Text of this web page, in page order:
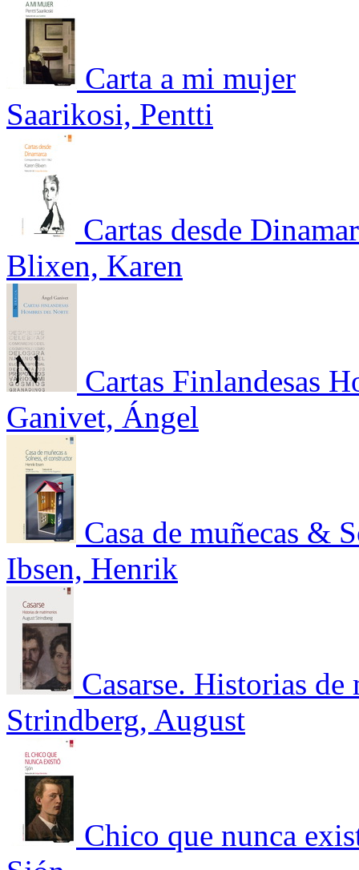
Carta a mi mujer
Saarikosi, Pentti
Cartas desde
Blixen, Karen
Cartas Finlandesas
Ganivet, Ángel
Casa de muñecas &
Ibsen, Henrik
Casarse. Historias
Strindberg, August
Chico que nunca